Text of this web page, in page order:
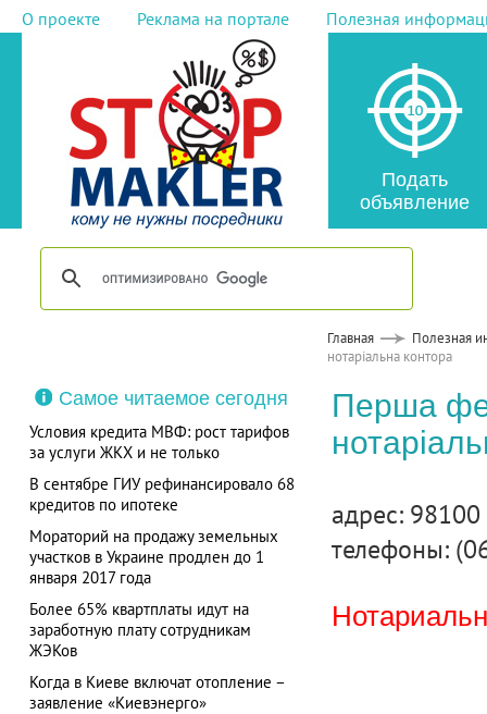
О проекте Реклама на портале Полезная
Подать
объявление
Главная
Полезная
нотаріальна контора
Самое читаемое сегодня
Условия кредита МВФ: рост тарифов
за услуги ЖКХ и не только
В сентябре ГИУ рефинансировало 68
кредитов по ипотеке
Мораторий на продажу земельных
участков в Украине продлен до 1
января 2017 года
Более 65% квартплаты идут на
заработную плату сотрудникам
ЖЭКов
Когда в Киеве включат отопление –
заявление «Киевэнерго»
Перша
адрес: 98100
телефоны: